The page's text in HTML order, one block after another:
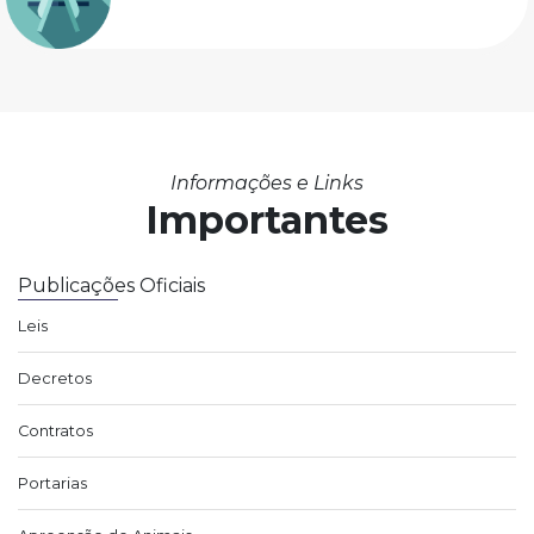
Informações e Links
Importantes
Publicações Oficiais
Leis
Decretos
Contratos
Portarias